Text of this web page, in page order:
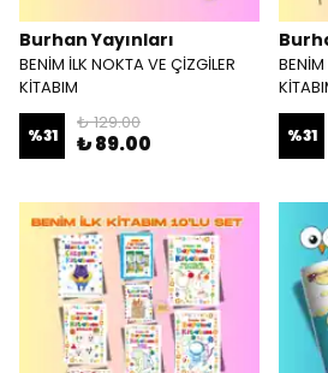
Burhan Yayınları
BENİM İLK NOKTA VE ÇİZGİLER
KİTABIM
%31
₺ 129.00
₺ 89.00 %31